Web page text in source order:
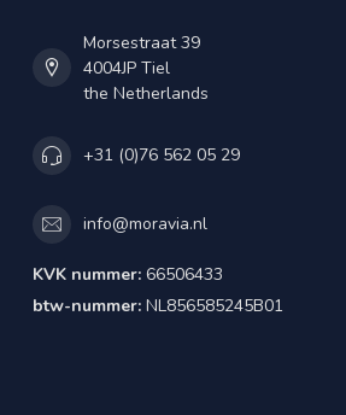
Morsestraat 39
4004JP Tiel
the Netherlands
+31 (0)76 562 05 29
info@moravia.nl
KVK nummer: 66506433
btw-nummer: NL856585245B01